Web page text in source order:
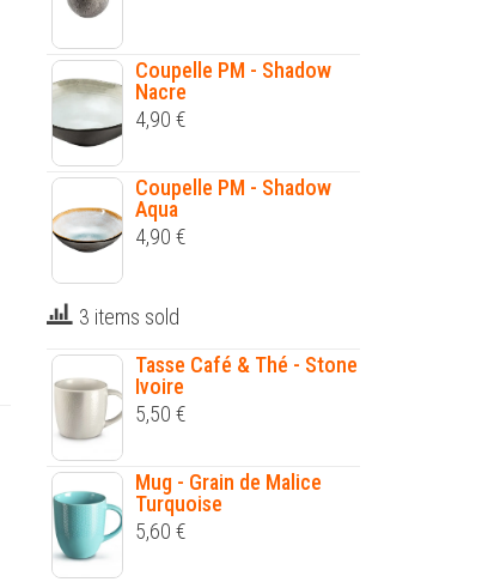
Coupelle PM - Shadow
Nacre
4,90 €
Coupelle PM - Shadow
Aqua
4,90 €
3 items sold
Tasse Café & Thé - Stone
Ivoire
5,50 €
Mug - Grain de Malice
Turquoise
5,60 €